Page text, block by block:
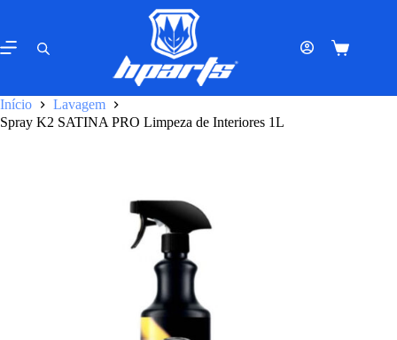
o
conteúdo
Carrinho
Início
Lavagem
Spray K2 SATINA PRO Limpeza de Interiores 1L